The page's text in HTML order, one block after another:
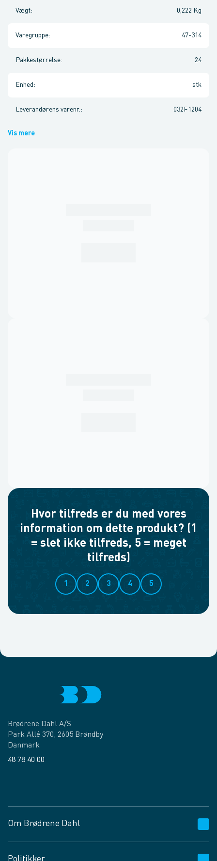
Vægt: 0,222 Kg
Varegruppe: 47-314
Pakkestørrelse: 24
Enhed : stk
Leverandørens varenr. : 032F1204
Vis mere
Hvor tilfreds er du med vores
information om dette produkt? (1
= slet ikke tilfreds, 5 = meget
tilfreds)
1 2 3 4 5
Brødrene Dahl A/S
Park Allé 370, 2605 Brøndby
Danmark
48 78 40 00
Om Brødrene Dahl
Politikker